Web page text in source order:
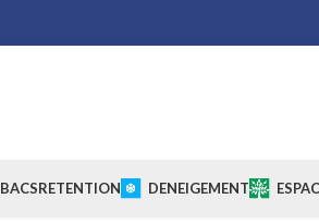
BACSRETENTION DENEIGEMENT